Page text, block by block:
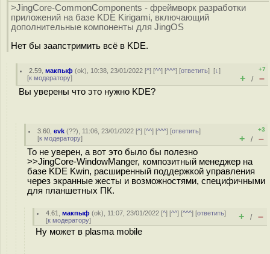
>JingCore-CommonComponents - фреймворк разработки
приложений на базе KDE Kirigami, включающий
дополнительные компоненты для JingOS
Нет бы заапстримить всё в KDE.
2.59 ,макпыф (ok), 10:38, 23/01/2022 [^] [^^] [^^^] [ответить][↓]
[к модератору]
+7
+ / –
Вы уверены что это нужно KDE?
3.60 ,evk (??), 11:06, 23/01/2022 [^] [^^] [^^^] [ответить]
[к модератору]
+3
+ / –
То не уверен, а вот это было бы полезно
>>JingCore-WindowManger, композитный менеджер на
базе KDE Kwin, расширенный поддержкой управления
через экранные жесты и возможностями, специфичными
для планшетных ПК.
4.61 ,макпыф (ok), 11:07, 23/01/2022 [^] [^^] [^^^] [ответить]
[к модератору] + / –
Ну может в plasma mobile